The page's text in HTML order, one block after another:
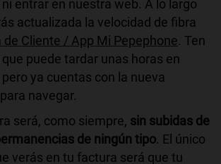
ni entrar en nuestra web. A lo largo
actualizada la velocidad de fibra
de Cliente / App Mi Pepephone. Ten
puede tardar unas horas en
ya cuentas con la nueva
navegar.
será, como siempre, sin subidas de
de ningún tipo. El único
verás en tu factura será que tu